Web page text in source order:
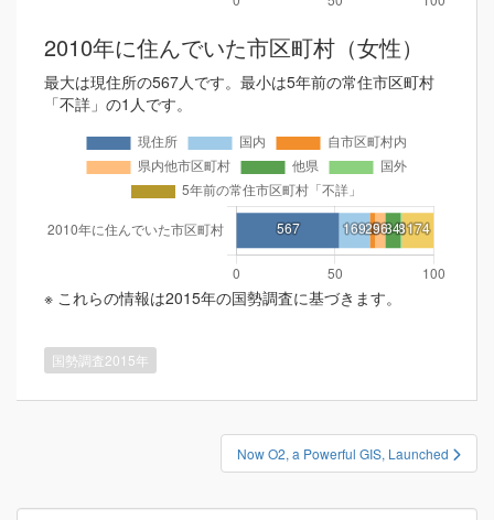
2010年に住んでいた市区町村（女性）
最大は現住所の567人です。最小は5年前の常住市区町村
「不詳」の1人です。
※ これらの情報は2015年の国勢調査に基づきます。
国勢調査2015年
ナ
Now O2, a Powerful GIS, Launched